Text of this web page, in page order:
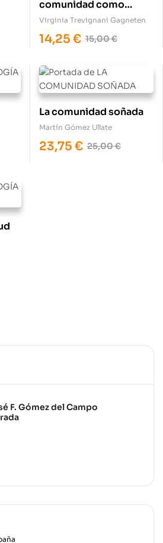
comunidad como
utopía y como distopía
Virginia Trevignani Gagneten
15,00€
14,25 €
La comunidad soñada
Martín Gómez Ullate
25,00€
23,75 €
F. Gómez del Campo